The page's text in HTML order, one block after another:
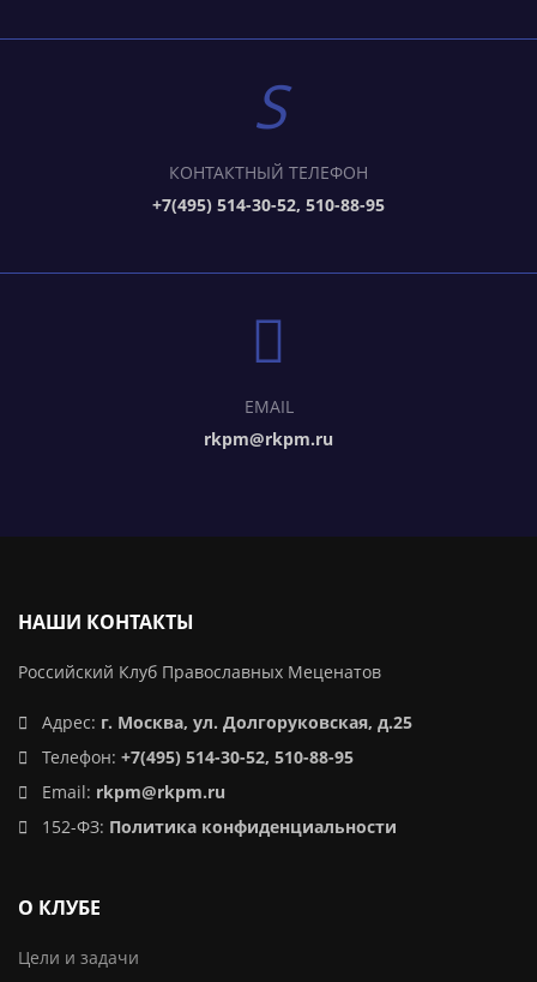
КОНТАКТНЫЙ ТЕЛЕФОН
+7(495) 514-30-52, 510-88-95
EMAIL
rkpm@rkpm.ru
НАШИ КОНТАКТЫ
Российский Клуб Православных Меценатов
Адрес: г. Москва, ул. Долгоруковская, д.25
Телефон: +7(495) 514-30-52, 510-88-95
Email: rkpm@rkpm.ru
152-ФЗ: Политика конфиденциальности
О КЛУБЕ
Цели и задачи